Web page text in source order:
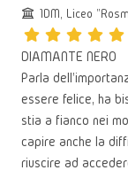
1DM, Liceo
DIAMANTE NERO
Parla
essere felice, ha
stia a fianco nei
capire anche la
riuscire ad